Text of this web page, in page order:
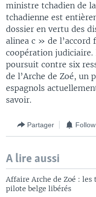
ministre tchadien de
tchadienne est
dossier en vertu des
alinea c » de l’accord
coopération judiciaire.
poursuit contre six
de l’Arche de Zoé, un
espagnols
savoir.
Partager
A lire aussi
Affaire Arche de Zoé : les
pilote belge libérés